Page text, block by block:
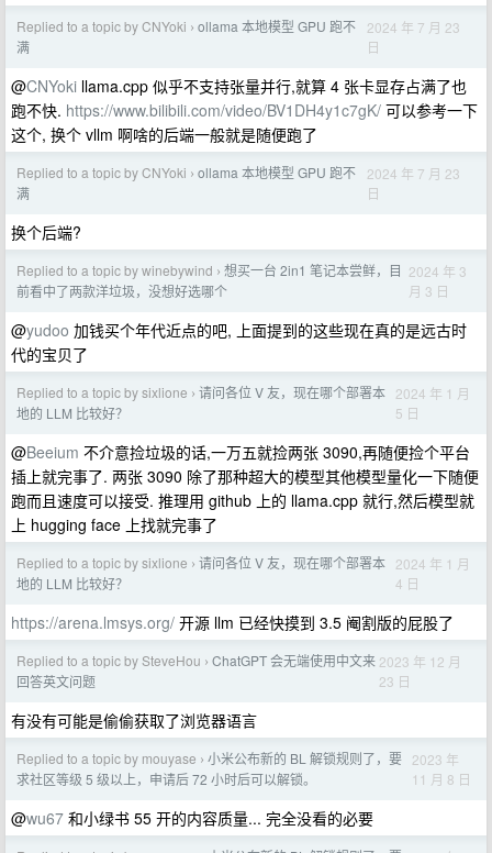
Replied to a topic by CNYoki › ollama 本地模型 GPU 跑不
满
2024 年 7 月 23
日
@CNYoki llama.cpp 似乎不支持张量并行,就算 4 张卡显存占满了也
跑不快. https://www.bilibili.com/video/BV1DH4y1c7gK/ 可以参考一下
这个, 换个 vllm 啊啥的后端一般就是随便跑了
Replied to a topic by CNYoki › ollama 本地模型 GPU 跑不
满
2024 年 7 月 23
日
换个后端?
Replied to a topic by winebywind › 想买一台 2in1 笔记本尝鲜，目
前看中了两款洋垃圾，没想好选哪个
2024 年 3
月 3 日
@yudoo 加钱买个年代近点的吧, 上面提到的这些现在真的是远古时
代的宝贝了
Replied to a topic by sixlione › 请问各位 V 友，现在哪个部署本
地的 LLM 比较好？
2024 年 1 月
5 日
@Beeium 不介意捡垃圾的话,一万五就捡两张 3090,再随便捡个平台
插上就完事了. 两张 3090 除了那种超大的模型其他模型量化一下随便
跑而且速度可以接受. 推理用 github 上的 llama.cpp 就行,然后模型就
上 hugging face 上找就完事了
Replied to a topic by sixlione › 请问各位 V 友，现在哪个部署本
地的 LLM 比较好？
2024 年 1 月
4 日
https://arena.lmsys.org/ 开源 llm 已经快摸到 3.5 阉割版的屁股了
Replied to a topic by SteveHou › ChatGPT 会无端使用中文来
回答英文问题
2023 年 12 月
23 日
有没有可能是偷偷获取了浏览器语言
Replied to a topic by mouyase › 小米公布新的 BL 解锁规则了，要
求社区等级 5 级以上，申请后 72 小时后可以解锁。
2023 年
11 月 8 日
@wu67 和小绿书 55 开的内容质量... 完全没看的必要